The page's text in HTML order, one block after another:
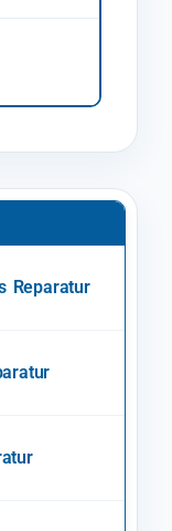
Reparatur